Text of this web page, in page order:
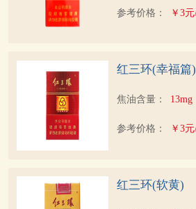
参考价格： ￥3
红三环(幸福篇)
焦油含量： 13mg
参考价格： ￥3
红三环(软黄)